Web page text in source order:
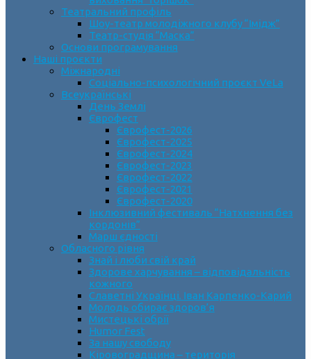
Театральний профіль
Шоу-театр молодіжного клубу “Імідж”
Театр-студія “Маска”
Основи програмування
Наші проєкти
Міжнародні
Соціально-психологічний проєкт VeLa
Всеукраїнські
День Землі
Єврофест
Єврофест-2026
Єврофест-2025
Єврофест-2024
Єврофест-2023
Єврофест-2022
Єврофест-2021
Єврофест-2020
Інклюзивний фестиваль “Натхнення без
кордонів”
Марш єдності
Обласного рівня
Знай і люби свій край
Здорове харчування – відповідальність
кожного
Славетні Українці. Іван Карпенко-Карий
Молодь обирає здоров’я
Мистецькі обрії
Humor Fest
За нашу свободу
Кіровоградщина – територія